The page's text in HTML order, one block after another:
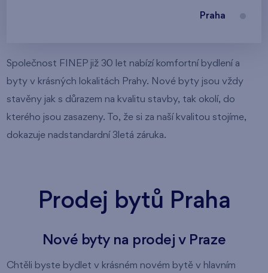
Praha
Společnost FINEP již 30 let nabízí komfortní bydlení a
byty v krásných lokalitách Prahy. Nové byty jsou vždy
stavěny jak s důrazem na kvalitu stavby, tak okolí, do
kterého jsou zasazeny. To, že si za naší kvalitou stojíme,
dokazuje nadstandardní 3letá záruka.
Prodej bytů Praha
Nové byty na prodej v Praze
Chtěli byste bydlet v krásném novém bytě v hlavním